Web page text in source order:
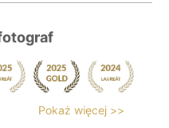
Pokaż więcej >>